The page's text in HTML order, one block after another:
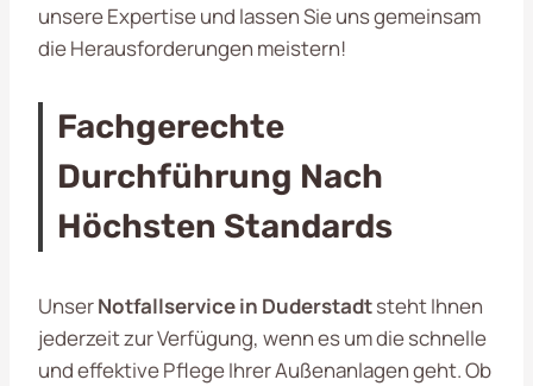
unsere Expertise und lassen Sie uns gemeinsam
die Herausforderungen meistern!
Fachgerechte
Durchführung Nach
Höchsten Standards
UnserNotfallservice in Duderstadtsteht Ihnen
jederzeit zur Verfügung, wenn es um die schnelle
und effektive Pflege Ihrer Außenanlagen geht. Ob